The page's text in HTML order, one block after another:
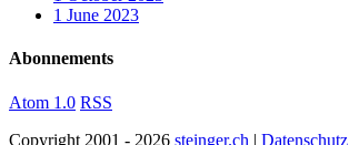
1 June 2023
Abonnements
Atom 1.0 RSS
Copyright 2001 - 2026 steinger.ch | Datenschutz